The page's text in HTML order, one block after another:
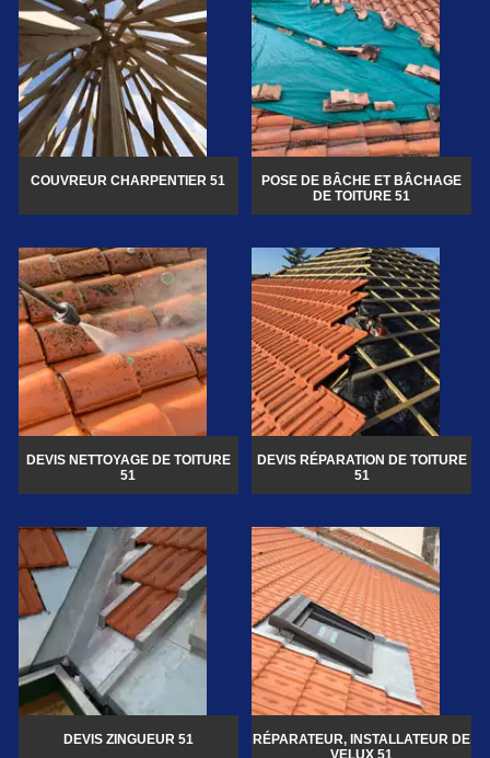
COUVREUR CHARPENTIER 51
POSE DE BÂCHE ET BÂCHAGE
DE TOITURE 51
DEVIS NETTOYAGE DE TOITURE
51
DEVIS RÉPARATION DE TOITURE
51
DEVIS ZINGUEUR 51
RÉPARATEUR, INSTALLATEUR DE
VELUX 51